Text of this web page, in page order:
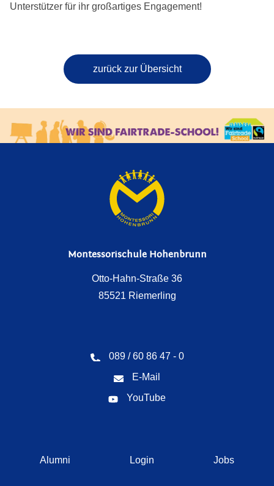
Unterstützer für ihr großartiges Engagement!
zurück zur Übersicht
Montessorischule Hohenbrunn
Otto-Hahn-Straße 36
85521 Riemerling
089 / 60 86 47 - 0
E-Mail
YouTube
Navigation
Alumni Login Jobs